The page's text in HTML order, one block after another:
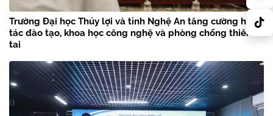
Trường Đại học Thủy lợi và tỉnh Nghệ An tăng cường hợp
tác đào tạo, khoa học công nghệ và phòng chống thiên
tai